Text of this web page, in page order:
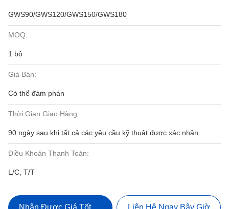
GWS90/GWS120/GWS150/GWS180
MOQ:
1 bộ
Giá Bán:
Có thể đàm phán
Thời Gian Giao Hàng:
90 ngày sau khi tất cả các yêu cầu kỹ thuật được xác nhận
Điều Khoản Thanh Toán:
L/C, T/T
Nhận Được Giá Tốt Nhất Liên Hệ Ngay Bây Giờ